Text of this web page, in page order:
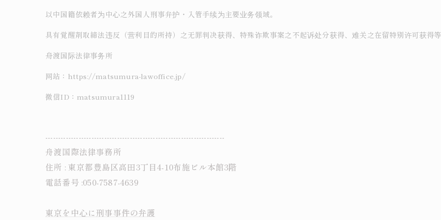
以中国籍依赖者为中心之外国人刑事弁护・入管手续为主要业务领域。
具有覚醒剤取締法违反（营利目的所持）之无罪判决获得、特殊诈欺事案之不起诉处分获得、难关之在留特别许可获得等
舟渡国际法律事务所
网站：https://matsumura-lawoffice.jp/
微信ID：matsumura1119
----------------------------------------------------------------------
舟渡国際法律事務所
住所 : 東京都豊島区高田3丁目4-10布施ビル本館3階
電話番号 :050-7587-4639
東京を中心に刑事事件の弁護